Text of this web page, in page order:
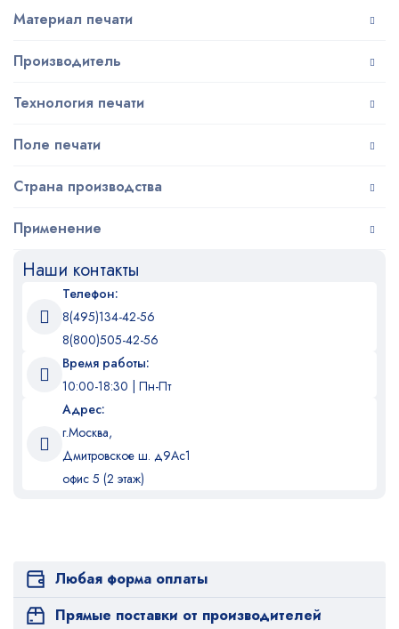
Материал печати
Производитель
Технология печати
Поле печати
Страна производства
Применение
Наши контакты
Телефон:
8(495)134-42-56
8(800)505-42-56
Время работы:
10:00-18:30 | Пн-Пт
Адрес:
г.Москва,
Дмитровское ш. д9Ас1
офис 5 (2 этаж)
Любая форма оплаты
Прямые поставки от производителей